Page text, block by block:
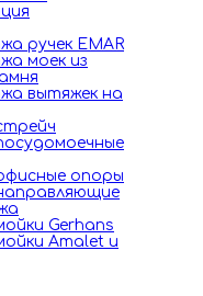
ручек EMAR
моек из
вытяжек на
опоры
Gerhans
Amalet и